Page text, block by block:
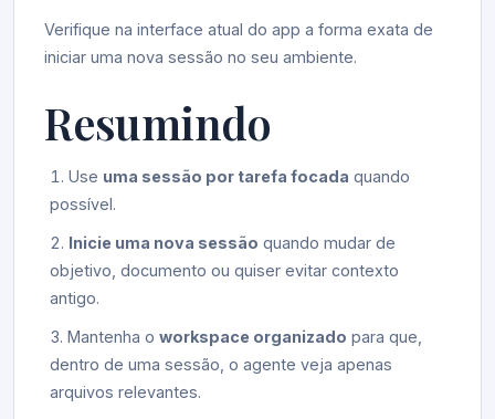
Verifique na interface atual do app a forma exata de
iniciar uma nova sessão no seu ambiente.
Resumindo
Use uma sessão por tarefa focada quando
possível.
Inicie uma nova sessão quando mudar de
objetivo, documento ou quiser evitar contexto
antigo.
Mantenha oworkspace organizado para que,
dentro de uma sessão, o agente veja apenas
arquivos relevantes.